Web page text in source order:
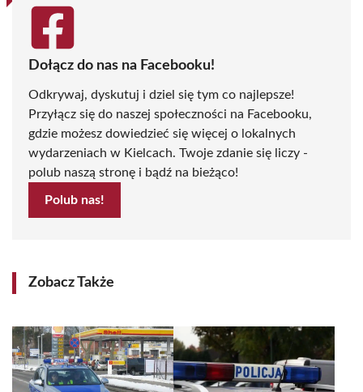
Dołącz do nas na Facebooku!
Odkrywaj, dyskutuj i dziel się tym co najlepsze!
Przyłącz się do naszej społeczności na Facebooku,
gdzie możesz dowiedzieć się więcej o lokalnych
wydarzeniach w Kielcach. Twoje zdanie się liczy -
polub naszą stronę i bądź na bieżąco!
Polub nas!
Zobacz Także